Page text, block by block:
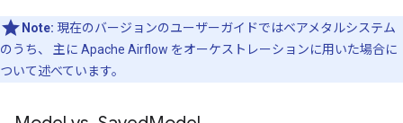
Note: 現在のバージョンのユーザーガイドではベアメタルシステム
のうち、 主に Apache Airflow をオーケストレーションに用いた場合に
ついて述べています。